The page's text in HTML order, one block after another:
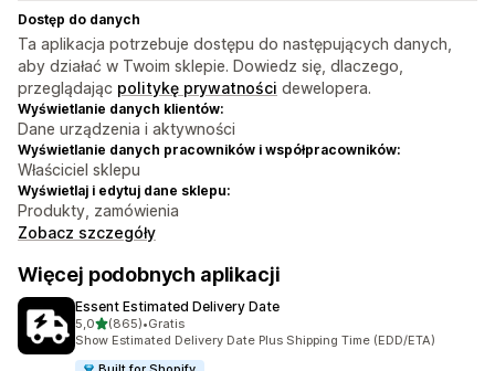
Dostęp do danych
Ta aplikacja potrzebuje dostępu do następujących danych,
aby działać w Twoim sklepie. Dowiedz się, dlaczego,
przeglądając politykę prywatności dewelopera.
Wyświetlanie danych klientów:
Dane urządzenia i aktywności
Wyświetlanie danych pracowników i współpracowników:
Właściciel sklepu
Wyświetlaj i edytuj dane sklepu:
Produkty, zamówienia
Zobacz szczegóły
Więcej podobnych aplikacji
Essent Estimated Delivery Date
5,0na 5 gwiazdek
(865)
Łączna liczba recenzji: 865
•Gratis
Show Estimated Delivery Date Plus Shipping Time (EDD/ETA)